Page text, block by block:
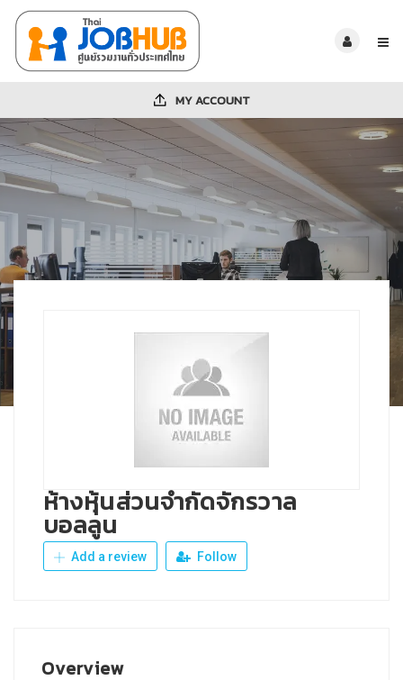
MY ACCOUNT
ห้างหุ้นส่วนจำกัดจักรวาล
บอลลูน
Add a review Follow
Overview